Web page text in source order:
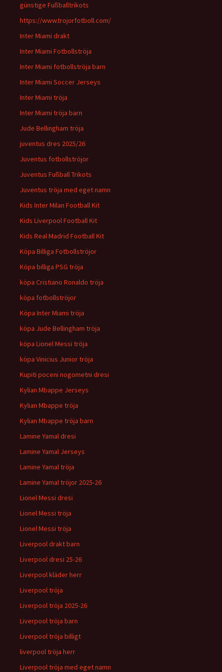
günstige Fußballtrikots
https://www.trojorfotboll.com/
Inter Miami drakt
Inter Miami Fotbollströja
Inter Miami fotbollströja barn
Inter Miami Soccer Jerseys
Inter Miami tröja
Inter Miami tröja barn
Jude Bellingham tröja
juventus dres 2025/26
Juventus fotbollströjor
Juventus Fußball Trikots
Juventus tröja med eget namn
Kids Inter Milan Football Kit
Kids Liverpool Football Kit
Kids Real Madrid Football Kit
Köpa Billiga Fotbollströjor
Köpa billiga PSG tröja
köpa Cristiano Ronaldo tröja
köpa fotbollströjor
Köpa Inter Miami tröja
köpa Jude Bellingham tröja
köpa Lionel Messi tröja
köpa Vinicius Junior tröja
Kupiti poceni nogometni dresi
Kylian Mbappe Jerseys
Kylian Mbappe tröja
Kylian Mbappe tröja barn
Lamine Yamal dresi
Lamine Yamal Jerseys
Lamine Yamal tröja
Lamine Yamal tröjor 2025-26
Lionel Messi dresi
Lionel Messi tröja
Lionel Messi tröja
Liverpool drakt barn
Liverpool dresi 25-26
Liverpool kläder herr
Liverpool tröja
Liverpool tröja 2025-26
Liverpool tröja barn
Liverpool tröja billigt
liverpool tröja herr
Liverpool tröja med eget namn